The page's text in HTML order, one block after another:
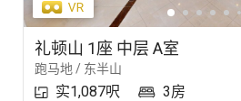
礼顿山 1座 中层 A室
跑马地 / 东半山
实1,087呎 3房